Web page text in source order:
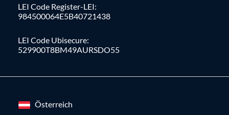
LEI Code Register-LEI:
984500064E5B40721438
LEI Code Ubisecure:
529900T8BM49AURSDO55
Österreich